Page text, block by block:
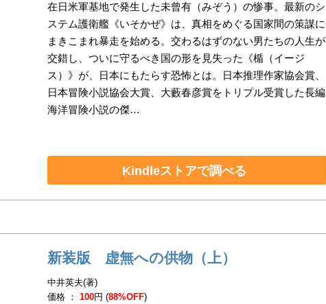
在日米軍基地で発生した未曾有（みぞう）の惨事。最新のシ
ステム護衛艦《いそかぜ》は、真相をめぐる国家間の策謀に
まきこまれ暴走を始める。交わるはずのない男たちの人生が
交錯し、ついに守るべき国の形を見失った《楯（イージ
ス）》が、日本にもたらす恐怖とは。日本推理作家協会賞、
日本冒険小説協会大賞、大藪春彦賞をトリプル受賞した長編
海洋冒険小説の傑…
Kindleストアで調べる
新装版 虚無への供物（上）
中井英夫(著)
価格 ：100円 (88%OFF)